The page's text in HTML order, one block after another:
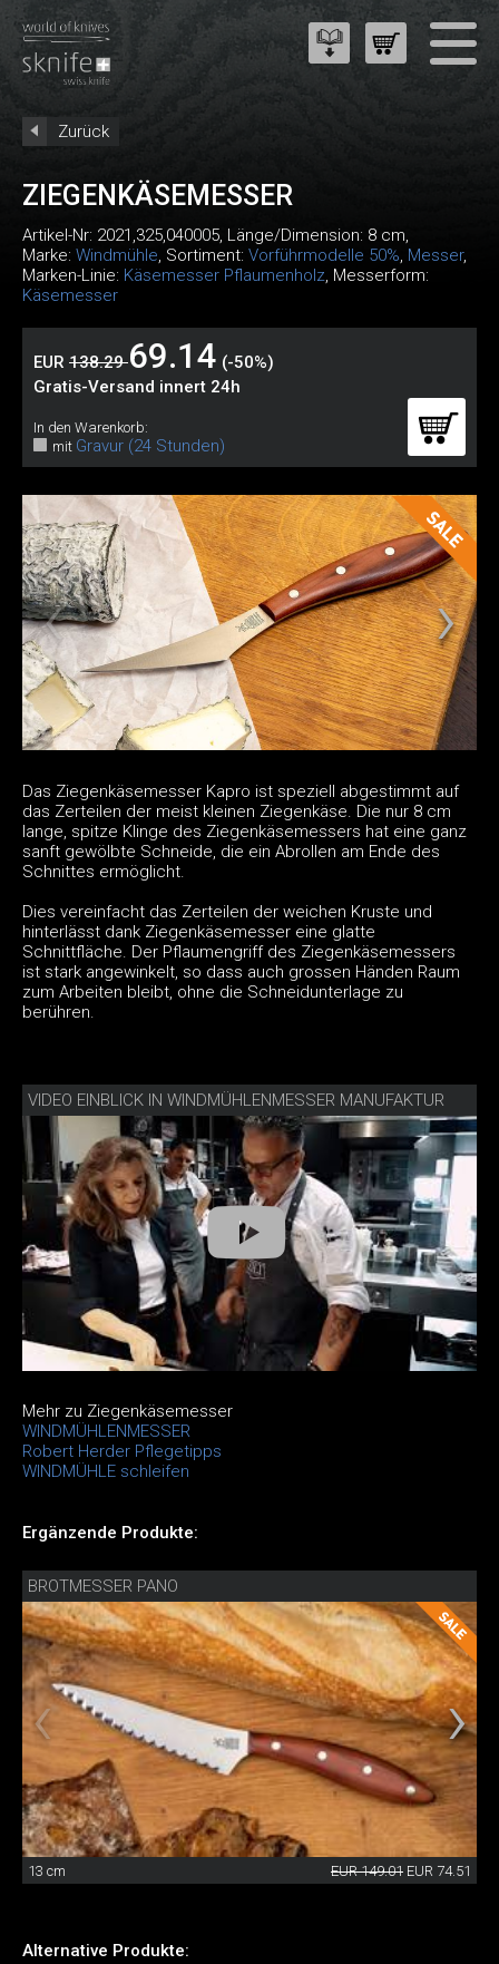
Zurück
ZIEGENKÄSEMESSER
Artikel-Nr: 2021,325,040005, Länge/Dimension: 8 cm,
Marke: Windmühle, Sortiment: Vorführmodelle 50%, Messer,
Marken-Linie: Käsemesser Pflaumenholz, Messerform:
Käsemesser
EUR 138.2969.14 (-50%)
Gratis-Versand innert 24h
In den Warenkorb:
mit Gravur (24 Stunden)
Das Ziegenkäsemesser Kapro ist speziell abgestimmt auf
das Zerteilen der meist kleinen Ziegenkäse. Die nur 8 cm
lange, spitze Klinge des Ziegenkäsemessers hat eine ganz
sanft gewölbte Schneide, die ein Abrollen am Ende des
Schnittes ermöglicht.
Dies vereinfacht das Zerteilen der weichen Kruste und
hinterlässt dank Ziegenkäsemesser eine glatte
Schnittfläche. Der Pflaumengriff des Ziegenkäsemessers
ist stark angewinkelt, so dass auch grossen Händen Raum
zum Arbeiten bleibt, ohne die Schneidunterlage zu
berühren.
VIDEO EINBLICK IN WINDMÜHLENMESSER MANUFAKTUR
Mehr zu Ziegenkäsemesser
WINDMÜHLENMESSER
Robert Herder Pflegetipps
WINDMÜHLE schleifen
Ergänzende Produkte:
BROTMESSER PANO
13 cm EUR 149.01 EUR 74.51
Alternative Produkte: